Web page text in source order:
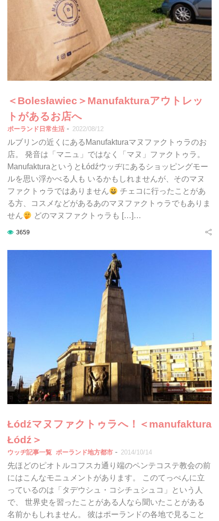
＜Bolesławiec＞Manufakturaアウトレッ
トがあるお店へ
ポーランド日常生活 - 2022/08/12
ルブリンの近くにあるManufakturaマヌファクトゥラのお
店。 発音は「マニュ」ではなく「マヌ」ファクトゥラ。
ManufakturaというとŁódźウッヂにあるショッピングモー
ルを思い浮かべる人も いるかもしれませんが、そのマヌ
ファクトゥラではありません
チェコに行ったことがあ
る方、コスメなどがあるあのマヌファクトゥラでもありま
せん
どのマヌファクトゥラも […]…
3659
Łódźマヌファクトゥラへ！＜manufaktura
Łódź＞
ウッヂ記事一覧 ポーランド地方都市 - 2014/10/14
先ほどのピオトルコフスカ通り端のペンテコステ教会の前
にはこんなモニュメントがあります。 このてっぺんに立
っているのは「タデウシュ・コシチュシュコ」という人
で、 世界史を習ったことがある人なら聞いたことがある
名前かもしれません。 彼はポーランドの各地で見ること